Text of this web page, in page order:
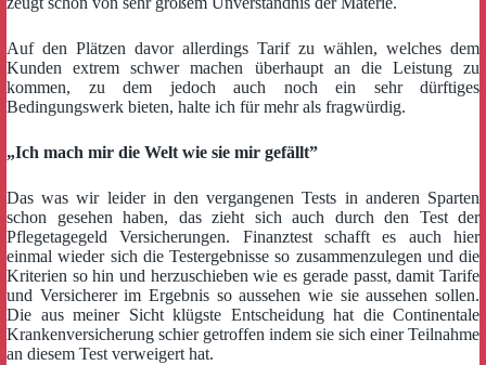
Auf den Plätzen davor allerdings Tarif zu wählen, welches dem
Kunden extrem schwer machen überhaupt an die Leistung zu
kommen, zu dem jedoch auch noch ein sehr dürftiges
Bedingungswerk bieten, halte ich für mehr als fragwürdig.
„Ich mach mir die Welt wie sie mir gefällt”
Das was wir leider in den vergangenen Tests in anderen Sparten
schon gesehen haben, das zieht sich auch durch den Test der
Pflegetagegeld Versicherungen. Finanztest schafft es auch hier
einmal wieder sich die Testergebnisse so zusammenzulegen und die
Kriterien so hin und herzuschieben wie es gerade passt, damit Tarife
und Versicherer im Ergebnis so aussehen wie sie aussehen sollen.
Die aus meiner Sicht klügste Entscheidung hat die Continentale
Krankenversicherung schier getroffen indem sie sich einer Teilnahme
an diesem Test verweigert hat.